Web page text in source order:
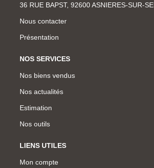
36 RUE BAPST, 92600 ASNIERES-SUR-
Nous contacter
Présentation
NOS SERVICES
Nos biens vendus
Nos actualités
Estimation
Nos outils
LIENS UTILES
Mon compte